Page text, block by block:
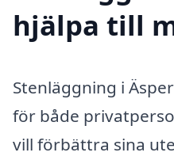
hjälpa till
Stenläggning i
för både
vill förbättra sina